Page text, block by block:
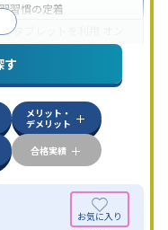
習慣の定着
タブレットを利用
す
メリット・
デメリット
合格実績